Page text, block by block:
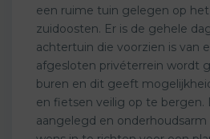
een ruime tuin gelegen op
zuidoosten. Er is de gehele
achtertuin die voorzien is van
afgesloten privéterrein wordt
buren en dit geeft
en fietsen veilig op te bergen.
aangelegd en